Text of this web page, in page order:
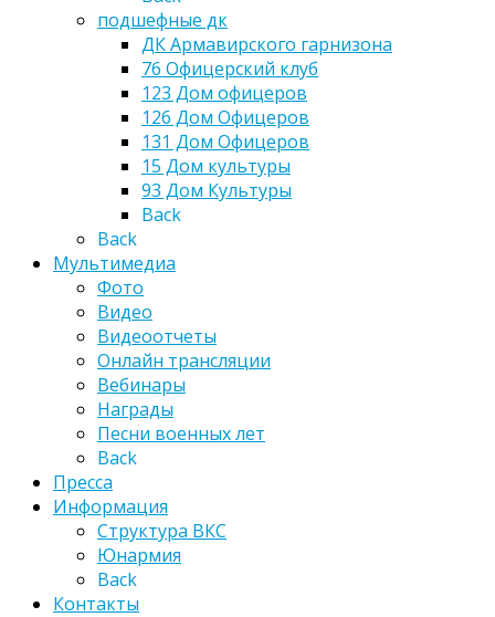
подшефные дк
ДК Армавирского гарнизона
76 Офицерский клуб
123 Дом офицеров
126 Дом Офицеров
131 Дом Офицеров
15 Дом культуры
93 Дом Культуры
Back
Back
Мультимедиа
Фото
Видео
Видеоотчеты
Онлайн трансляции
Вебинары
Награды
Песни военных лет
Back
Пресса
Информация
Структура ВКС
Юнармия
Back
Контакты